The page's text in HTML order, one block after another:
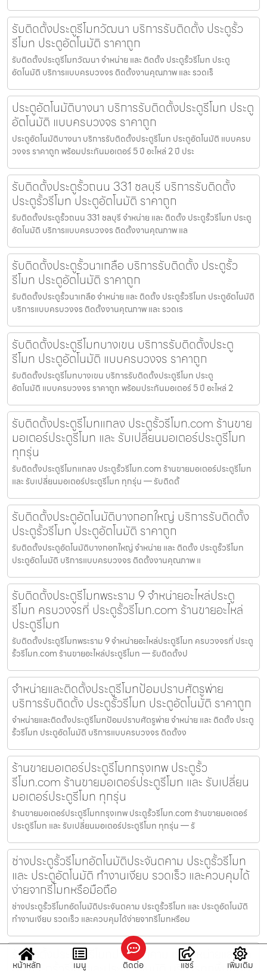
รับติดตั้งประตูรีโมทวัฒนา บริการรับติดตั้ง ประตูรั้ว
รีโมท ประตูอัตโนมัติ ราคาถูก
รับติดตั้งประตูรีโมทวัฒนา จำหน่าย และ ติดตั้ง ประตูรั้วรีโมท ประตู
อัตโนมัติ บริการแบบครบวงจร ติดตั้งงานคุณภาพ และ รวดเร็
ประตูอัตโนมัติบางนา บริการรับติดตั้งประตูรีโมท ประตู
อัตโนมัติ แบบครบวงจร ราคาถูก
ประตูอัตโนมัติบางนา บริการรับติดตั้งประตูรีโมท ประตูอัตโนมัติ แบบครบ
วงจร ราคาถูก พร้อมประกันมอเตอร์ 5 ปี อะไหล่ 2 ปี ประ
รับติดตั้งประตูรั้วถนน 331 ชลบุรี บริการรับติดตั้ง
ประตูรั้วรีโมท ประตูอัตโนมัติ ราคาถูก
รับติดตั้งประตูรั้วถนน 331 ชลบุรี จำหน่าย และ ติดตั้ง ประตูรั้วรีโมท ประตู
อัตโนมัติ บริการแบบครบวงจร ติดตั้งงานคุณภาพ แล
รับติดตั้งประตูรั้วนาเกลือ บริการรับติดตั้ง ประตูรั้ว
รีโมท ประตูอัตโนมัติ ราคาถูก
รับติดตั้งประตูรั้วนาเกลือ จำหน่าย และ ติดตั้ง ประตูรั้วรีโมท ประตูอัตโนมัติ
บริการแบบครบวงจร ติดตั้งงานคุณภาพ และ รวดเร
รับติดตั้งประตูรีโมทบางเขน บริการรับติดตั้งประตู
รีโมท ประตูอัตโนมัติ แบบครบวงจร ราคาถูก
รับติดตั้งประตูรีโมทบางเขน บริการรับติดตั้งประตูรีโมท ประตู
อัตโนมัติ แบบครบวงจร ราคาถูก พร้อมประกันมอเตอร์ 5 ปี อะไหล่ 2
รับติดตั้งประตูรีโมทแกลง ประตูรั้วรีโมท.com ร้านขาย
มอเตอร์ประตูรีโมท และ รับเปลี่ยนมอเตอร์ประตูรีโมท
ทุกรุ่น
รับติดตั้งประตูรีโมทแกลง ประตูรั้วรีโมท.com ร้านขายมอเตอร์ประตูรีโมท
และ รับเปลี่ยนมอเตอร์ประตูรีโมท ทุกรุ่น — รับติดตั้
รับติดตั้งประตูอัตโนมัติบางกอกใหญ่ บริการรับติดตั้ง
ประตูรั้วรีโมท ประตูอัตโนมัติ ราคาถูก
รับติดตั้งประตูอัตโนมัติบางกอกใหญ่ จำหน่าย และ ติดตั้ง ประตูรั้วรีโมท
ประตูอัตโนมัติ บริการแบบครบวงจร ติดตั้งงานคุณภาพ แ
รับติดตั้งประตูรีโมทพระราม 9 จำหน่ายอะไหล่ประตู
รีโมท ครบวงจรที่ ประตูรั้วรีโมท.com ร้านขายอะไหล่
ประตูรีโมท
รับติดตั้งประตูรีโมทพระราม 9 จำหน่ายอะไหล่ประตูรีโมท ครบวงจรที่ ประตู
รั้วรีโมท.com ร้านขายอะไหล่ประตูรีโมท — รับติดตั้งป
จำหน่ายและติดตั้งประตูรีโมทป้อมปราบศัตรูพ่าย
บริการรับติดตั้ง ประตูรั้วรีโมท ประตูอัตโนมัติ ราคาถูก
จำหน่ายและติดตั้งประตูรีโมทป้อมปราบศัตรูพ่าย จำหน่าย และ ติดตั้ง ประตู
รั้วรีโมท ประตูอัตโนมัติ บริการแบบครบวงจร ติดตั้งง
ร้านขายมอเตอร์ประตูรีโมทกรุงเทพ ประตูรั้ว
รีโมท.com ร้านขายมอเตอร์ประตูรีโมท และ รับเปลี่ยน
มอเตอร์ประตูรีโมท ทุกรุ่น
ร้านขายมอเตอร์ประตูรีโมทกรุงเทพ ประตูรั้วรีโมท.com ร้านขายมอเตอร์
ประตูรีโมท และ รับเปลี่ยนมอเตอร์ประตูรีโมท ทุกรุ่น — รั
ช่างประตูรั้วรีโมทอัตโนมัติประจันตคาม ประตูรั้วรีโมท
และ ประตูอัตโนมัติ ทำงานเงียบ รวดเร็ว และควบคุมได้
ง่ายจากรีโมทหรือมือถือ
ช่างประตูรั้วรีโมทอัตโนมัติประจันตคาม ประตูรั้วรีโมท และ ประตูอัตโนมัติ
ทำงานเงียบ รวดเร็ว และควบคุมได้ง่ายจากรีโมทหรือม
รับติดตั้งประตูรั้วรีโมทประจันตคาม เราจำหน่ายและติด
หน้าหลัก เมนู ติดต่อ แชร์ เพิ่มเติม